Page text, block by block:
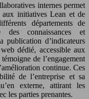
internes permet
aux initiatives Lean et de
départements de
connaissances et
publication d’indicateurs
dédié, accessible aux
de l’engagement
continue. Ces
de l’entreprise et sa
externe, attirant les
les parties prenantes.